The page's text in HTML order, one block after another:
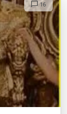
16